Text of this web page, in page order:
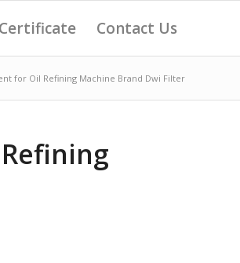
Contact Us
for Oil Refining Machine Brand Dwi Filter